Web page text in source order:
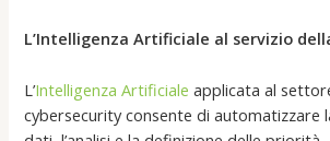
L’Intelligenza Artificiale al servizio
L’Intelligenza Artificiale applicata al
cybersecurity consente di automatizzare